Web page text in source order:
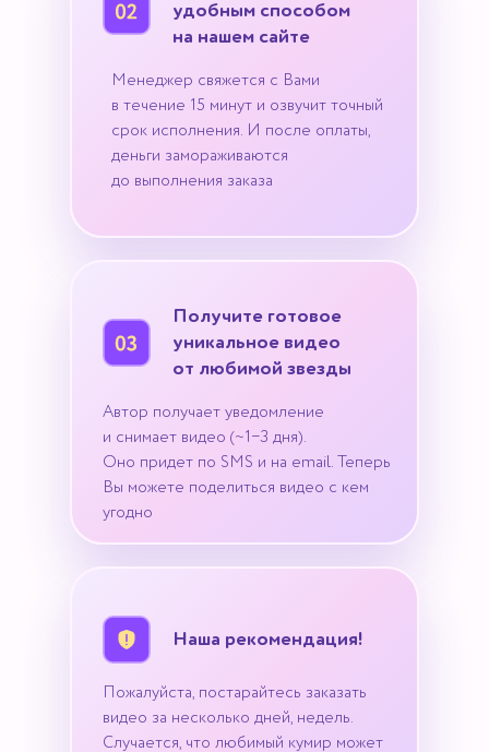
Менеджер свяжется с Вами
в течение 15 минут и озвучит точный
срок исполнения. И после оплаты,
деньги замораживаются
до выполнения заказа
удобным способом
на нашем сайте
Автор получает уведомление
и снимает видео (~1−3 дня).
Оно придет по SMS и на email. Теперь
Вы можете поделиться видео с кем
угодно
Получите готовое
уникальное видео
от любимой звезды
Пожалуйста, постарайтесь заказать
видео за несколько дней, недель.
Случается, что любимый кумир может
Наша рекомендация!